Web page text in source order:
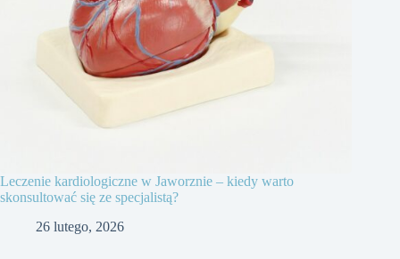
Leczenie kardiologiczne w Jaworznie – kiedy warto
skonsultować się ze specjalistą?
26 lutego, 2026